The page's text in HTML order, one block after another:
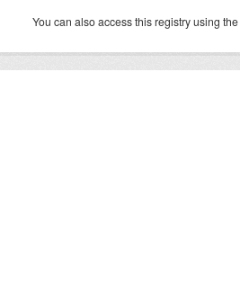
You can also access this registry using the